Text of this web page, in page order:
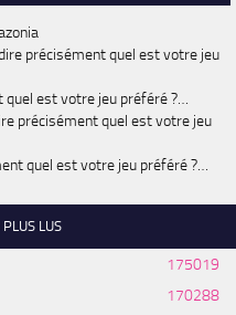
précisément quel est votre jeu
quel est votre jeu préféré ?…
précisément quel est votre jeu
quel est votre jeu préféré ?…
PLUS LUS
175019
170288